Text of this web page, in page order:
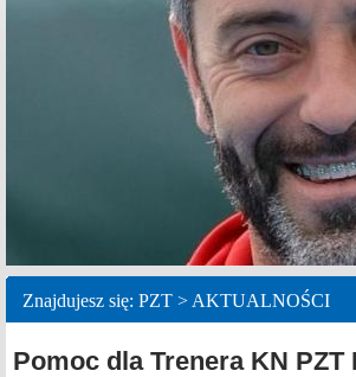
Znajdujesz się: PZT > AKTUALNOŚCI
Pomoc dla Trenera KN